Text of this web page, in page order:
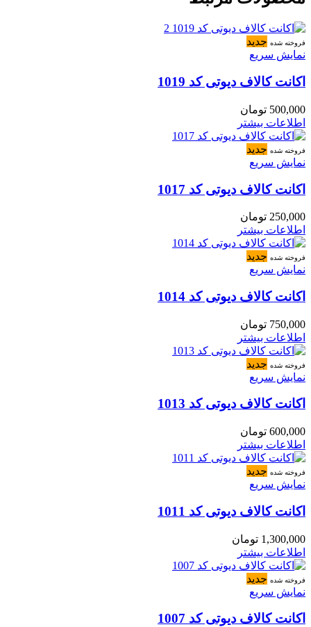
فروخته شده جدید
نمایش سریع
اکانت کالاف دیوتی کد 1019
500,000 تومان
اطلاعات بیشتر
فروخته شده جدید
نمایش سریع
اکانت کالاف دیوتی کد 1017
250,000 تومان
اطلاعات بیشتر
فروخته شده جدید
نمایش سریع
اکانت کالاف دیوتی کد 1014
750,000 تومان
اطلاعات بیشتر
فروخته شده جدید
نمایش سریع
اکانت کالاف دیوتی کد 1013
600,000 تومان
اطلاعات بیشتر
فروخته شده جدید
نمایش سریع
اکانت کالاف دیوتی کد 1011
1,300,000 تومان
اطلاعات بیشتر
فروخته شده جدید
نمایش سریع
اکانت کالاف دیوتی کد 1007